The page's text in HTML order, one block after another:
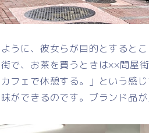
うに、彼女らが目的とすると
で、お茶を買うときは××問屋
フェで休憩する。」という感
ができるのです。ブランド品